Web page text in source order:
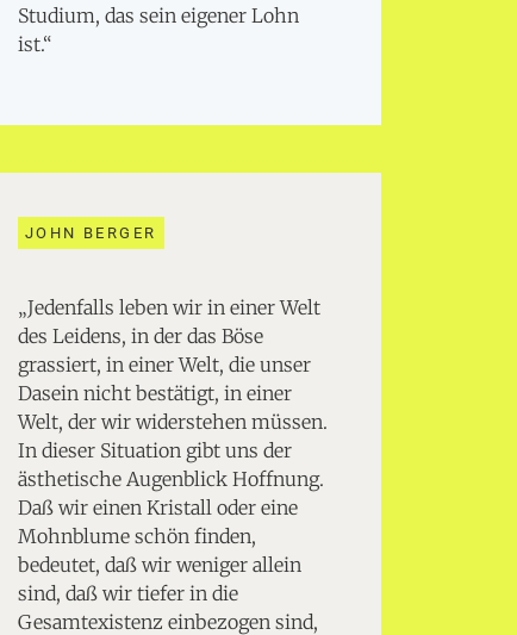
Studium, das sein eigener Lohn
ist.“
JOHN BERGER
„Jedenfalls leben wir in einer Welt
des Leidens, in der das Böse
grassiert, in einer Welt, die unser
Dasein nicht bestätigt, in einer
Welt, der wir widerstehen müssen.
In dieser Situation gibt uns der
ästhetische Augenblick Hoffnung.
Daß wir einen Kristall oder eine
Mohnblume schön finden,
bedeutet, daß wir weniger allein
sind, daß wir tiefer in die
Gesamtexistenz einbezogen sind,